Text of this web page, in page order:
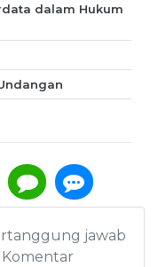
dalam Hukum
jawab
Komentar